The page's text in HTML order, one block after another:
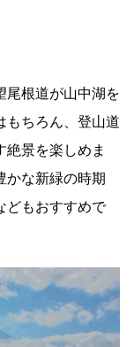
尾根道が山中湖を
もちろん、登山道
景を楽しめま
かな新緑の時期
どもおすすめで